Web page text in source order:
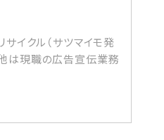
イクル（サツマイモ発
は現職の広告宣伝業務